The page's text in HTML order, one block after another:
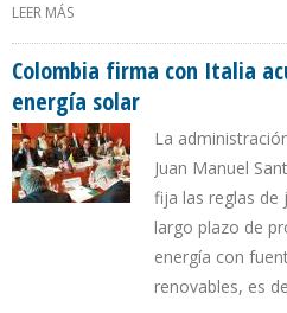
LEER MÁS
Colombia firma con Italia
energía solar
La
Juan Manuel
fija las reglas de
largo plazo de
energía con
renovables, es